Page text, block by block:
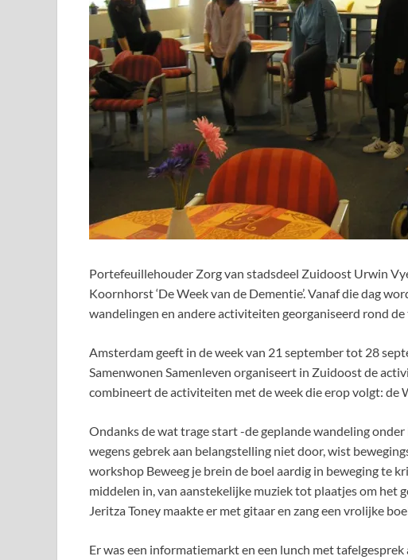
Portefeuillehouder Zorg van stadsdeel Zuidoost Urwin
Koornhorst ‘De Week van de Dementie’. Vanaf die dag
wandelingen en andere activiteiten georganiseerd rond de
Amsterdam geeft in de week van 21 september tot 28
Samenwonen Samenleven organiseert in Zuidoost de
combineert de activiteiten met de week die erop volgt: de
Ondanks de wat trage start -de geplande wandeling
wegens gebrek aan belangstelling niet door, wist
workshop Beweeg je brein de boel aardig in beweging te
middelen in, van aanstekelijke muziek tot plaatjes om het
Jeritza Toney maakte er met gitaar en zang een vrolijke
Er was een informatiemarkt en een lunch met